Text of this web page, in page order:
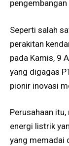
Seperti salah
perakitan
pada Kamis, 9
yang digagas
pionir inovasi
Perusahaan
energi listrik
yang memadai